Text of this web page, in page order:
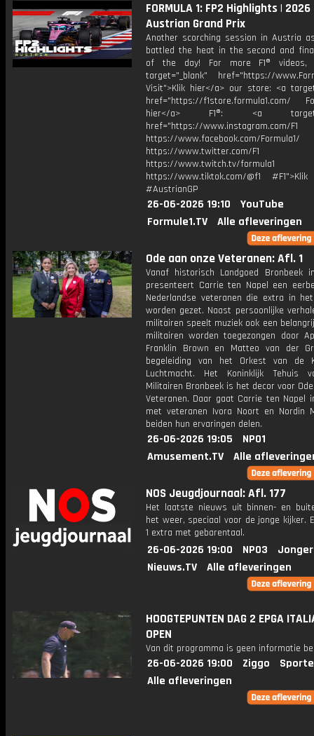
FORMULA 1: FP2 Highlights | 2026
Austrian Grand Prix
Another scorching session in Austria
battled the heat in the second and
of the day! For more F1® videos,
target="_blank" href="https://
Visit">Klik hier</a> our store: <a
href="https://f1store.formula1.com/
hier</a> F1®: <a
href="https://www.instagram.com/F1
https://www.facebook.com/Formula1/
https://www.twitter.com/F1
https://www.twitch.tv/formula1
https://www.tiktok.com/@f1
#AustrianGP
26-06-2026 19:10
YouTube
Formule1.TV
Alle afleveringen
Ode aan onze Veteranen: Afl. 1
Vanaf historisch Landgoed Bronbeek
presenteert Carrie ten Napel een
Nederlandse veteranen die extra in
worden gezet. Naast persoonlijke
militairen speelt muziek ook een
militairen worden toegezongen door
Franklin Brown en Matteo van der
begeleiding van het Orkest van de
Luchtmacht. Het Koninklijk Tehuis
Militairen Bronbeek is het decor voor
Veteranen. Daar gaat Carrie ten Napel
met veteranen Ivora Noort en Nordin
beiden hun ervaringen delen.
26-06-2026 19:05
NPO1
Amusement.TV
Alle
NOS Jeugdjournaal: Afl. 177
Het laatste nieuws uit binnen- en
het weer, speciaal voor de jonge kijker.
1 extra met gebarentaal.
26-06-2026 19:00 NPO3
Nieuws.TV
Alle afleveringen
HOOGTEPUNTEN DAG 2 EPGA
OPEN
Van dit programma is geen informatie
26-06-2026 19:00 Ziggo
Alle afleveringen